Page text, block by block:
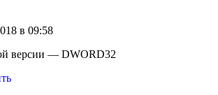
в 09:58
версии — DWORD32